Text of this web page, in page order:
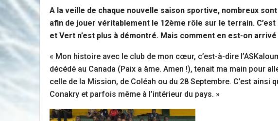
A la veille de chaque nouvelle saison sportive, nombreux
afin de jouer véritablement le 12ème rôle sur le terrain.
et Vert n’est plus à démontré. Mais comment en est-on
« Mon histoire avec le club de mon cœur, c’est-à-dire
décédé au Canada (Paix a âme. Amen !), tenait ma main pour
celle de la Mission, de Coléah ou du 28 Septembre. C’est
Conakry et parfois même à l’intérieur du pays. »